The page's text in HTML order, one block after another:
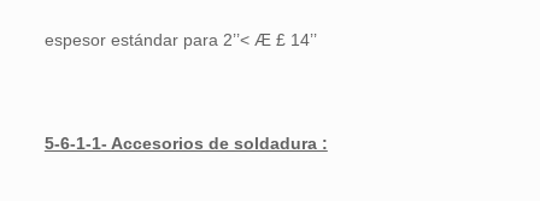
espesor estándar para 2’’< Æ £ 14’’
5-6-1-1- Accesorios de soldadura :